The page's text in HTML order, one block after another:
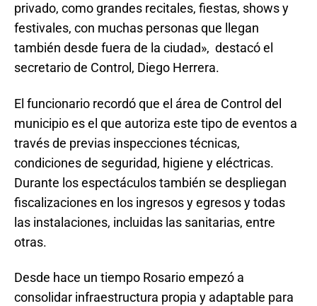
privado, como grandes recitales, fiestas, shows y
festivales, con muchas personas que llegan
también desde fuera de la ciudad», destacó el
secretario de Control, Diego Herrera.
El funcionario recordó que el área de Control del
municipio es el que autoriza este tipo de eventos a
través de previas inspecciones técnicas,
condiciones de seguridad, higiene y eléctricas.
Durante los espectáculos también se despliegan
fiscalizaciones en los ingresos y egresos y todas
las instalaciones, incluidas las sanitarias, entre
otras.
Desde hace un tiempo Rosario empezó a
consolidar infraestructura propia y adaptable para